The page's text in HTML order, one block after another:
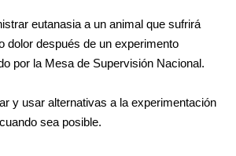
eutanasia a un animal que sufrirá
dolor después de un experimento
por la Mesa de Supervisión Nacional.
y usar alternativas a la experimentación
sea posible.